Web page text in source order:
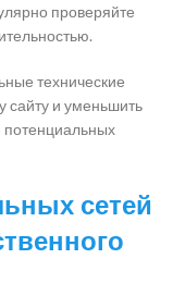
проверяйте
технические
сайту и уменьшить
потенциальных
сетей